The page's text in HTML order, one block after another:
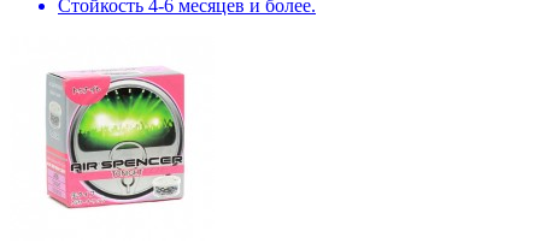
Стойкость 4-6 месяцев и более.